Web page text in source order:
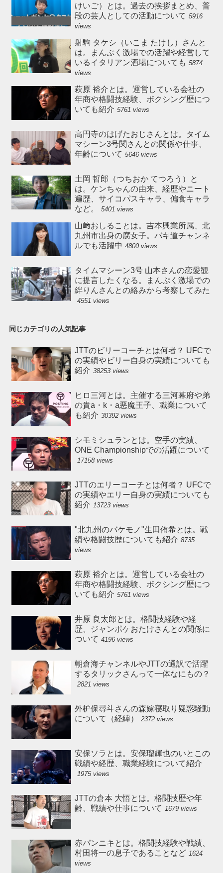
けいご）とは。過去の挨拶まとめ、普
段の芸人としての活動について 5916
views
射駒 タケシ（いこま たけし）さんと
は。まんぷく激場での活躍や経営して
いるイタリアン酒場についても 5874
views
萩原 裕介とは。運営している会社の
年商や格闘技経験、ボクシング歴につ
いても紹介 5761 views
高円寺のはげたおじさんとは。タイム
マシーン3号関さんとの関係や仕事、
年齢について 5646 views
土岡 哲郎（つちおか てつろう）と
は。ケンちゃんの由来、経歴やニート
遍歴、サイコパスキャラ、偏食キャラ
など。
5401 views
山﨑おしることは。吉本興業所属、北
九州市出身の腐女子。バキ道チャンネ
ルでも活躍中 4800 views
タイムマシーン3号 山本さんの恋愛観
に提言したくなる。まんぷく激場での
絆りんさんとの絡みから考察してみた
4551 views
同じカテゴリの人気記事
JTTのビリーコーチとは何者？ UFCで
の実績やビリー自身の実績についても
紹介 38253 views
ヒロ三河とは。主催する三河幕府や弟
の貴a・k・a悪魔王子、職業について
も紹介 30392 views
シモミシュランとは。空手の実績、
ONE Championshipでの活躍について
17158 views
JTTのエリーコーチとは何者？ UFCで
の実績やエリー自身の実績についても
紹介 13723 views
"北九州のバケモノ"生田侑希とは。戦
績や格闘技歴についても紹介 8735
views
萩原 裕介とは。運営している会社の
年商や格闘技経験、ボクシング歴につ
いても紹介 5761 views
井原 良太郎とは。格闘技経験や経
歴、ジャンポケおたけさんとの関係に
ついて 4196 views
朝倉海チャンネルやJTTの通訳で活躍
するタリックさんって一体なにもの？
2821 views
外枦保尋斗さんの森嫁寝取り疑惑騒動
について（経緯）
2372 views
安保ソラとは。安保瑠輝也のいとこの
戦績や経歴、職業経験について紹介
1975 views
JTTの倉本 大悟とは。格闘技歴や年
齢、戦績や仕事について 1679 views
赤パンニキとは。格闘技経験や戦績、
村田将一の息子であることなど 1624
views